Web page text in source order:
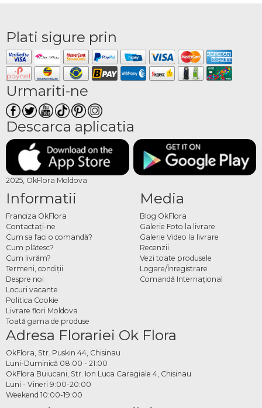
Plati sigure prin
Urmariti-ne
Descarca aplicatia
2025, OkFlora Moldova
Informatii
Franciza OkFlora
Contactaţi-ne
Cum sa faci o comandă?
Cum plătesc?
Cum livrăm?
Termeni, condiţii
Despre noi
Locuri vacante
Politica Cookie
Livrare flori Moldova
Toată gama de produse
Media
Blog OkFlora
Galerie Foto la livrare
Galerie Video la livrare
Recenzii
Vezi toate produsele
Logare/Înregistrare
Comandă Internațional
Adresa Florariei Ok Flora
OkFlora, Str. Puskin 44, Chisinau
Luni-Duminică 08:00 - 21:00
OkFlora Buiucani, Str. Ion Luca Caragiale 4, Chisinau
Luni - Vineri 9:00-20:00
Weekend 10:00-19:00